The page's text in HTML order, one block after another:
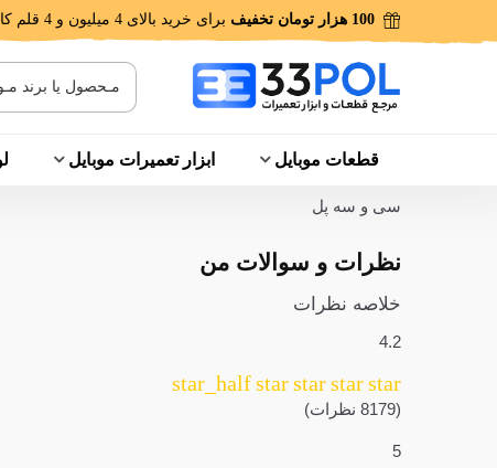
100 هزار تومان تخفیف برای خرید بالای 4 میلیون و 4 قلم کالا!
قطعات موبایل ابزار تعمیرات موبایل
سی و سه پل
نظرات و سوالات من
خلاصه نظرات
4.2
star
star
star
star
star_half
(8179 نظرات)
5